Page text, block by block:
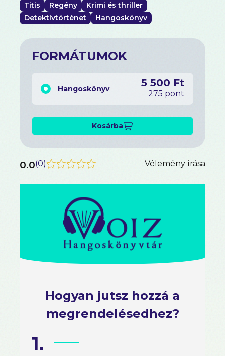
Titis Regény
Krimi és thriller
Detektívtörténet
Hangoskönyv
FORMÁTUMOK
Hangoskönyv 5 500 Ft
275 pont
Kosárba
0.0(0) Vélemény írása
Hogyan jutsz hozzá a
megrendelésedhez?
1.